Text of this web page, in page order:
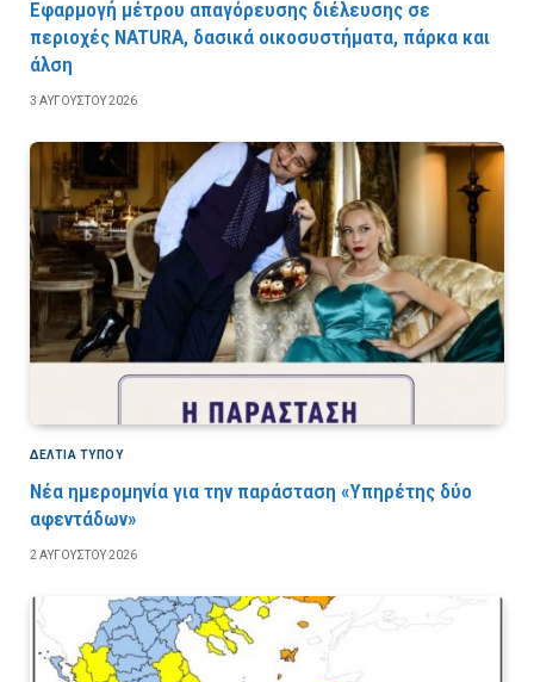
Εφαρμογή μέτρου απαγόρευσης διέλευσης σε
περιοχές NATURA, δασικά οικοσυστήματα, πάρκα και
άλση
3 ΑΥΓΟΎΣΤΟΥ 2026
ΔΕΛΤΙΑ ΤΥΠΟΥ
Νέα ημερομηνία για την παράσταση «Υπηρέτης δύο
αφεντάδων»
2 ΑΥΓΟΎΣΤΟΥ 2026